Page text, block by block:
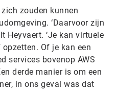
zouden kunnen
‘Daarvoor zijn
Heyvaert. ‘Je kan virtuele
Of je kan een
services bovenop AWS
derde manier is om een
in ons geval was dat